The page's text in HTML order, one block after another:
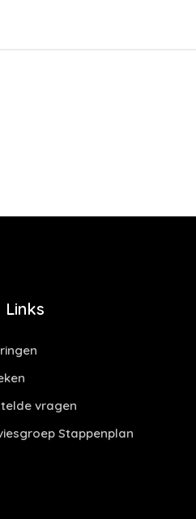
Links
vragen
Stappenplan